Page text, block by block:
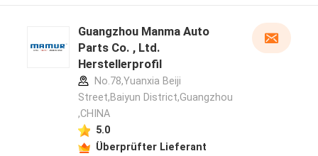
Guangzhou Manma Auto
Parts Co. , Ltd.
Herstellerprofil
No.78,Yuanxia Beiji
Street,Baiyun District,Guangzhou
,CHINA
5.0
Überprüfter Lieferant